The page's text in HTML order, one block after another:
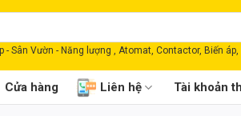
- Sân Vườn - Năng lượng , Atomat, Contactor, Biến áp,
Cửa hàng Liên hệ Tài khoản